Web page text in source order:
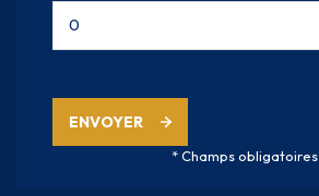
ENVOYER
* Champs obligatoires